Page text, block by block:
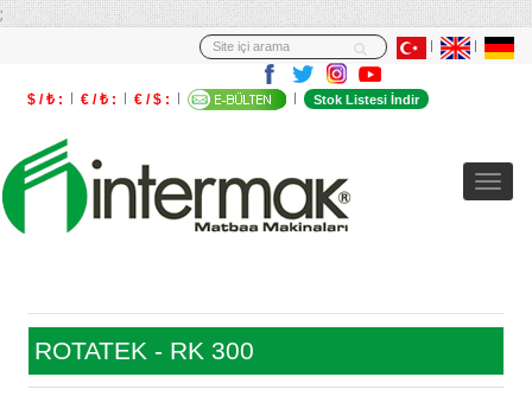
;
$ / ₺ : € / ₺ : € / $ : Stok Listesi İndir
ROTATEK - RK 300